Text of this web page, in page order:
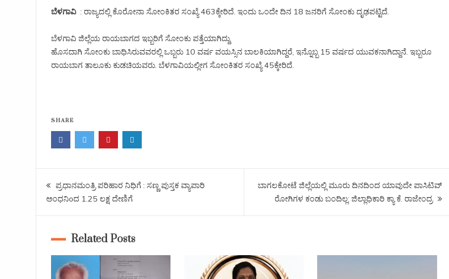
ಬೆಳಗಾವಿ : ರಾಜ್ಯದಲ್ಲಿ ಕೊರೋನಾ ಸೋಂಕಿತರ ಸಂಖ್ಯೆ 463ಕ್ಕೇರಿದೆ. ಇಂದು ಒಂದೇ ದಿನ 18 ಜನರಿಗೆ ಸೋಂಕು ದೃಢಪಟ್ಟಿದೆ.
ಬೆಳಗಾವಿ ಜಿಲ್ಲೆಯ ರಾಯಬಾಗದ ಇಬ್ಬರಿಗೆ ಸೋಂಕು ಪತ್ತೆಯಾಗಿದ್ದು,
ಹೊಸದಾಗಿ ಸೋಂಕು ಬಾಧಿಸಿರುವವರಲ್ಲಿ ಒಬ್ಬರು 10 ವರ್ಷ ವಯಸ್ಸಿನ ಬಾಲಕಿಯಾಗಿದ್ದರೆ, ಇನ್ನೊಬ್ಬ 15 ವರ್ಷದ ಯುವಕನಾಗಿದ್ದಾನೆ. ಇಬ್ಬರೂ
ರಾಯಬಾಗ ತಾಲೂಕು ಕುಡಚಿಯವರು. ಬೆಳಗಾವಿಯಲ್ಲೀಗ ಸೋಂಕಿತರ ಸಂಖ್ಯೆ 45ಕ್ಕೇರಿದೆ.
SHARE
ಪ್ರಧಾನಮಂತ್ರಿ ಪರಿಹಾರ ನಿಧಿಗೆ : ಸಣ್ಣ ಪುಸ್ತಕ ವ್ಯಾಪಾರಿ
ಅಂಧನಿoದ 1.25 ಲಕ್ಷ ದೇಣಿಗೆ
ಬಾಗಲಕೋಟೆ ಜಿಲ್ಲೆಯಲ್ಲಿ ಮೂರು ದಿನದಿಂದ ಯಾವುದೇ ಪಾಸಿಟಿವ್
ರೋಗಿಗಳ ಕಂಡು ಬಂದಿಲ್ಲ: ಜಿಲ್ಲಾಧಿಕಾರಿ ಕ್ಯಾ ಕೆ. ರಾಜೇಂದ್ರ
Related Posts